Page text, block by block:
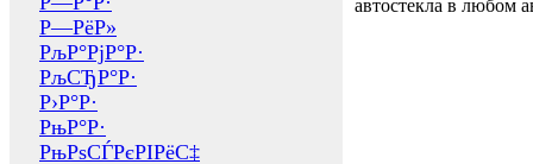
Р—РёР»
РљР°РјР°Р·
РљСЂР°Р·
Р›Р°Р·
РњР°Р·
РњРѕСЃРєРІРёС‡
автостекла в любом